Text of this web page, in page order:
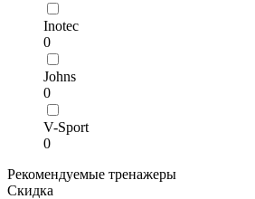
Inotec
0
Johns
0
V-Sport
0
Рекомендуемые тренажеры
Скидка